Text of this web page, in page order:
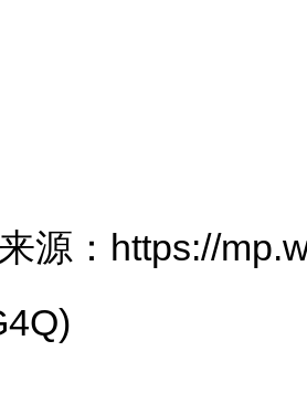
：https://